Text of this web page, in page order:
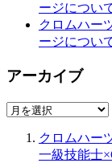
ージについ
クロムハー
ージについ
アーカイブ
ア
クロムハー
一級技能士